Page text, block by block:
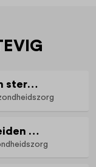
GZ-psycholoog Kliniek I Samen sterk voor groei, herstel en kwaliteit van leven
Begeleider De Schakel I Begeleiden met lef, begrenzen met hart